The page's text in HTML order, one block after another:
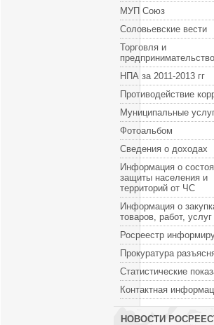
МУП Союз
Соловьевские вести
Торговля и
предпринимательство
НПА за 2011-2013 гг
Противодействие
Муниципальные
Фотоальбом
Сведения о доходах
Информация о
защиты населения и
территорий от ЧС
Информация о
товаров, работ, услуг
Росреестр
Прокуратура
Статистические
Контактная
НОВОСТИ